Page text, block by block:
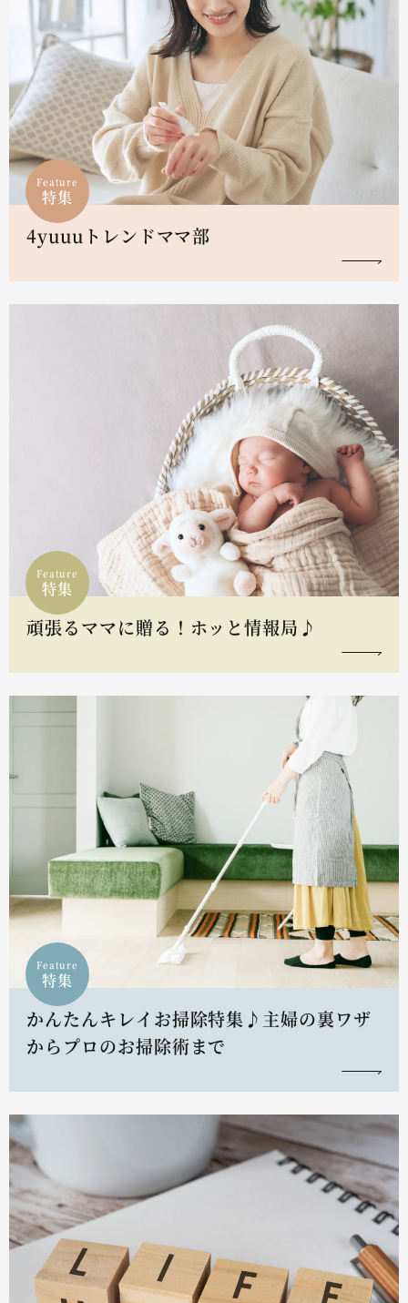
Feature
特集
4yuuuトレンドママ部
Feature
特集
頑張るママに贈る！ホッと情報局♪
Feature
特集
かんたんキレイお掃除特集♪主婦の裏ワザ
からプロのお掃除術まで